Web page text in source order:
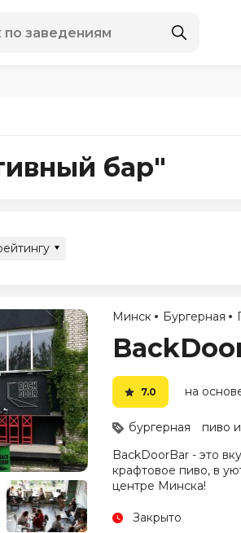
бар"
Минск Бургерная
7.0 на
бургерная пиво
BackDoorBar - это
крафтовое пиво, в
центре Минска!
Закрыто